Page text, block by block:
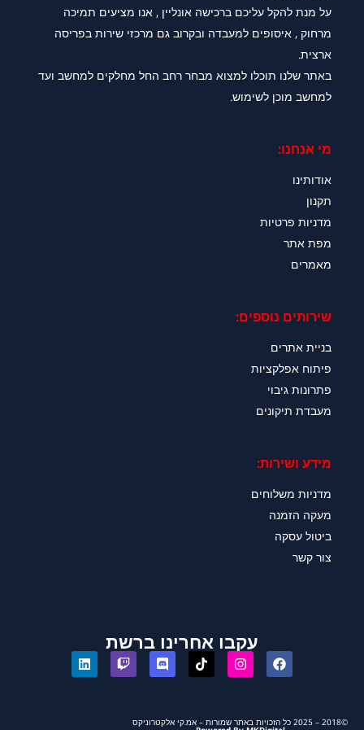
על מנת להקל עליכם ברכישה אונליין , אנו מציעים תמיכה
מרחוק , איסופים למעבדה ובקרוב גם מרכזי שירות בפריסה
ארצית.
באתר שלנו תוכלו למצוא מבחר רחב החל מחלקים למחשב ועד
למחשב מוכן לשימוש.
מי אנחנו:
אודותינו
תקנון
מדניות פרטיות
מפת אתר
מאמרים
שירותים נוספים:
בניית אתרים
פיתוח אפלקציות
פתרונות גיבוי
מעבדת תיקונים
מידע ושירות:
מדניות משלוחים
מעקה הזמנה
ביטול עסקה
צור קשר
עקבו אחרינו ברשת
©2018 – 2025 כל הזכויות באתר שמורות – אמ.קי אלקטרוניקס